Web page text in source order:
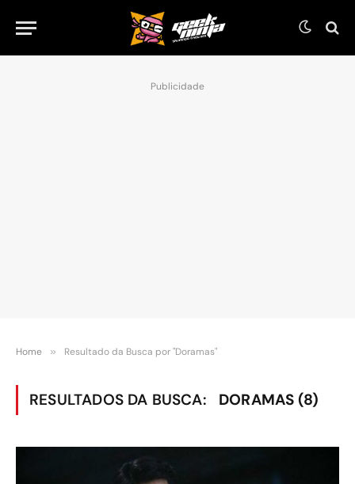
Publicidade
Home » Resultado da Busca por "Doramas"
RESULTADOS DA BUSCA: DORAMAS (8)